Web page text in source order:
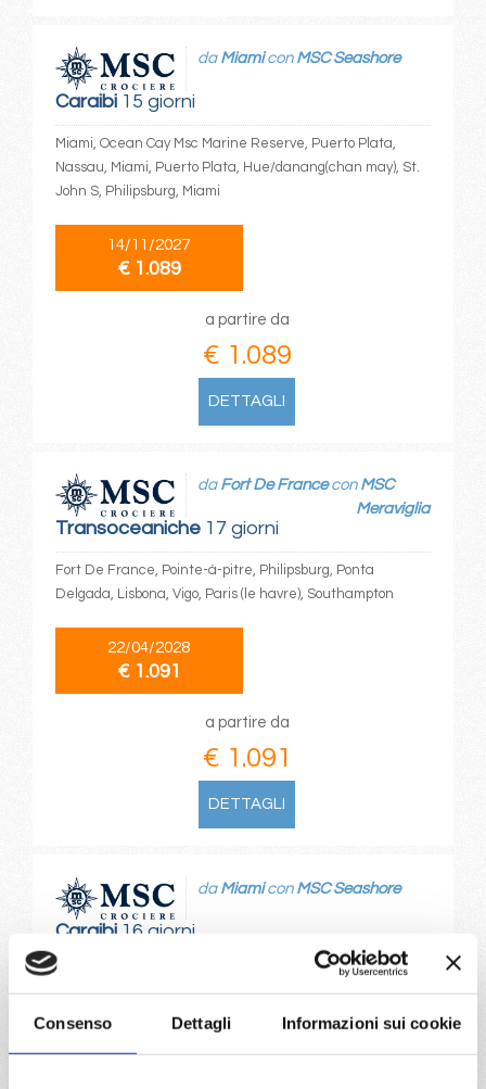
Consenso Dettagli Informazioni sui cookie
Caraibi15 giorni
da Miamicon MSC Seashore
Miami, Ocean Cay Msc Marine Reserve, Puerto Plata,
Nassau, Miami, Puerto Plata, Hue/danang(chan may), St.
John S, Philipsburg, Miami
14/11/2027
€ 1.089
a partire da
€ 1.089
DETTAGLI
Transoceaniche17 giorni
da Fort De Francecon MSC
Meraviglia
Fort De France, Pointe-à-pitre, Philipsburg, Ponta
Delgada, Lisbona, Vigo, Paris (le havre), Southampton
22/04/2028
€ 1.091
a partire da
€ 1.091
DETTAGLI
Caraibi16 giorni
da Miamicon MSC Seashore
Miami, Ocean Cay Msc Marine Reserve, Philipsburg,
Basseterre, Hue/danang(chan may), Amber Cove
Dominican Rep, Miami, Ocean Cay Msc Marine Reserve,